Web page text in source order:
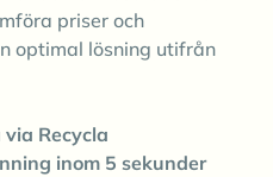
priser och
optimal lösning utifrån
Recycla
inom 5 sekunder